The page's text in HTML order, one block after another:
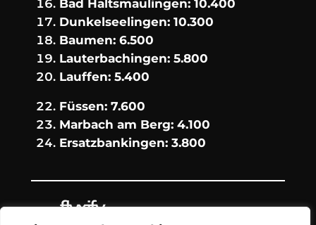
Bad Haltsmaulingen: 10.400
Dunkelseelingen: 10.300
Baumen: 6.500
Lauterbachingen: 5.800
Lauffen: 5.400
Füssen: 7.600
Marbach am Berg: 4.100
Ersatzbankingen: 3.800